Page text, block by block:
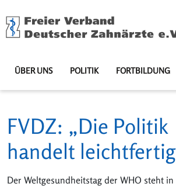
ÜBER UNS POLITIK FORTBILDUNG
FVDZ: „Die Politik
handelt
Der Weltgesundheitstag der WHO steht in